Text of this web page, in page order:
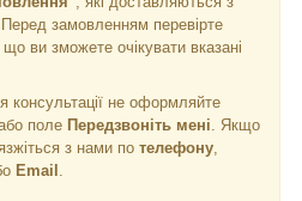
замовленням перевірте
ви зможете очікувати вказані
консультації не оформляйте
поле Передзвоніть мені . Якщо
з нами по телефону
Email